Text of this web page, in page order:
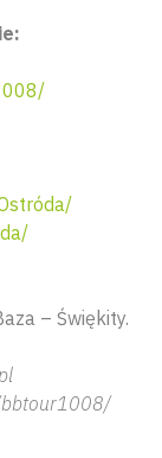
– Świękity.
bbtour1008/